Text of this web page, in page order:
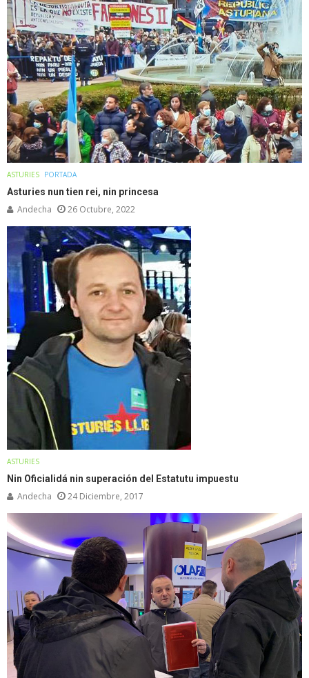
ASTURIES PORTADA
Asturies nun tien rei, nin princesa
Andecha 26 Octubre, 2022
ASTURIES
Nin Oficialidá nin superación del Estatutu impuestu
Andecha 24 Diciembre, 2017